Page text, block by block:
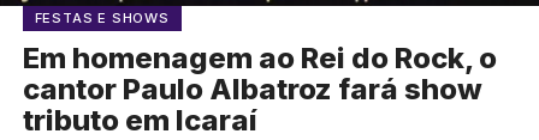
FESTAS E SHOWS
Em homenagem ao Rei do Rock, o
cantor Paulo Albatroz fará show
tributo em Icaraí